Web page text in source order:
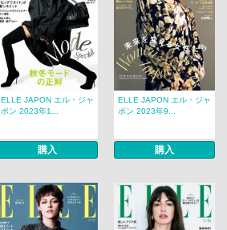
ELLE JAPON エル・ジャ
ポン 2023年1...
購入
ELLE JAPON エル・ジャ
ポン 2023年9...
購入